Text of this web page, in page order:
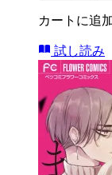
カートに追
試し読み